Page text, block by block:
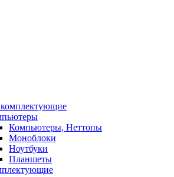
Компьютеры, Неттопы
Моноблоки
Ноутбуки
Планшеты